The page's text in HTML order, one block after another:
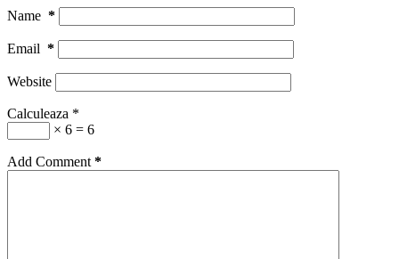
Name *
Email *
Website
Calculeaza *
× 6 = 6
Add Comment *